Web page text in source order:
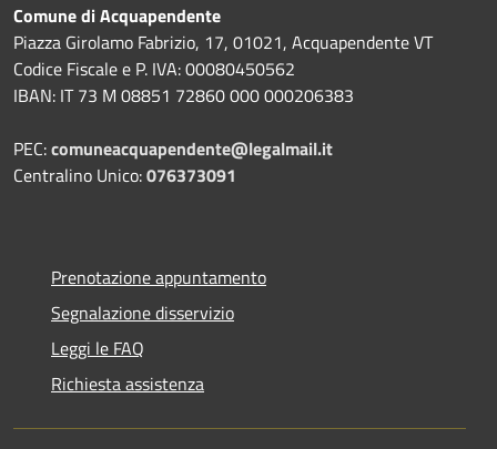
Comune di Acquapendente
Piazza Girolamo Fabrizio, 17, 01021, Acquapendente VT
Codice Fiscale e P. IVA: 00080450562
IBAN: IT 73 M 08851 72860 000 000206383
PEC:comuneacquapendente@legalmail.it
Centralino Unico:076373091
Prenotazione appuntamento
Segnalazione disservizio
Leggi le FAQ
Richiesta assistenza